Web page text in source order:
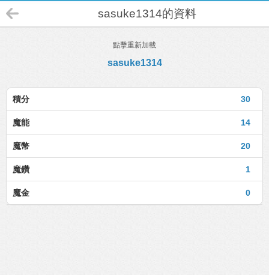
sasuke1314的資料
點擊重新加載
sasuke1314
30
積分
14
魔能
20
魔幣
1
魔鑽
0
魔金